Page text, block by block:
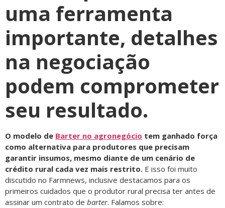
uma ferramenta
importante, detalhes
na negociação
podem comprometer
seu resultado.
O modelo de Barter no agronegócio tem ganhado força
como alternativa para produtores que precisam
garantir insumos, mesmo diante de um cenário de
crédito rural cada vez mais restrito. E isso foi muito
discutido no Farmnews, inclusive destacamos para os
primeiros cuidados que o produtor rural precisa ter antes de
assinar um contrato de barter. Falamos sobre: